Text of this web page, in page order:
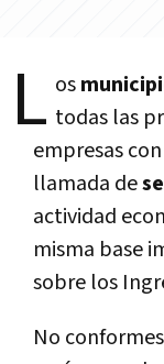
L os
todas las
empresas
llamada de
actividad
misma base
sobre los
No